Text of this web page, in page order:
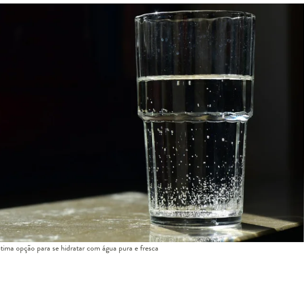
opção para se hidratar com água pura e fresca